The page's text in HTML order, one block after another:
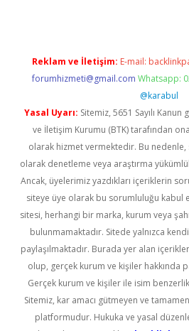
Reklam ve İletişim: E-mail:
forumhizmeti@gmail.com Whatsapp:
@karabul
Yasal Uyarı: Sitemiz, 5651 Sayılı
ve İletişim Kurumu (BTK) tarafından
olarak hizmet vermektedir. Bu
olarak denetleme veya araştırma
Ancak, üyelerimiz yazdıkları içeriklerin
siteye üye olarak bu sorumluluğu kabul
sitesi, herhangi bir marka, kurum veya
bulunmamaktadır. Sitede yalnızca
paylaşılmaktadır. Burada yer alan
olup, gerçek kurum ve kişiler hakkında
Gerçek kurum ve kişiler ile isim
Sitemiz, kar amacı gütmeyen ve
platformudur. Hukuka ve yasal